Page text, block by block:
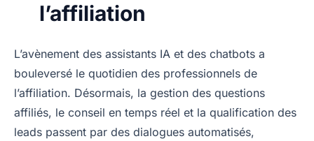
l’affiliation
L’avènement des assistants IA et des chatbots a
bouleversé le quotidien des professionnels de
l’affiliation. Désormais, la gestion des questions
affiliés, le conseil en temps réel et la qualification des
leads passent par des dialogues automatisés,